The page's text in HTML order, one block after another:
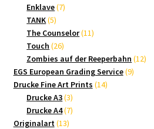
Enklave 77
TANK 55
Produkte
The Counselor 1111
Touch 2626
Produkte
Zombies auf der Reeperbahn 1212
EGS European Grading Service 99
Drucke Fine Art Prints 1414
Drucke A3 33
Produkte
Drucke A4 77
Originalart 1313